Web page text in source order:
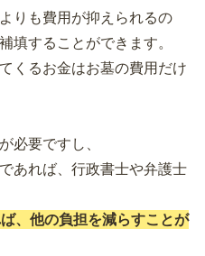
りも費用が抑えられるの
填することができます。
くるお金はお墓の費用だけ
必要ですし、
あれば、行政書士や弁護士
、他の負担を減らすことが